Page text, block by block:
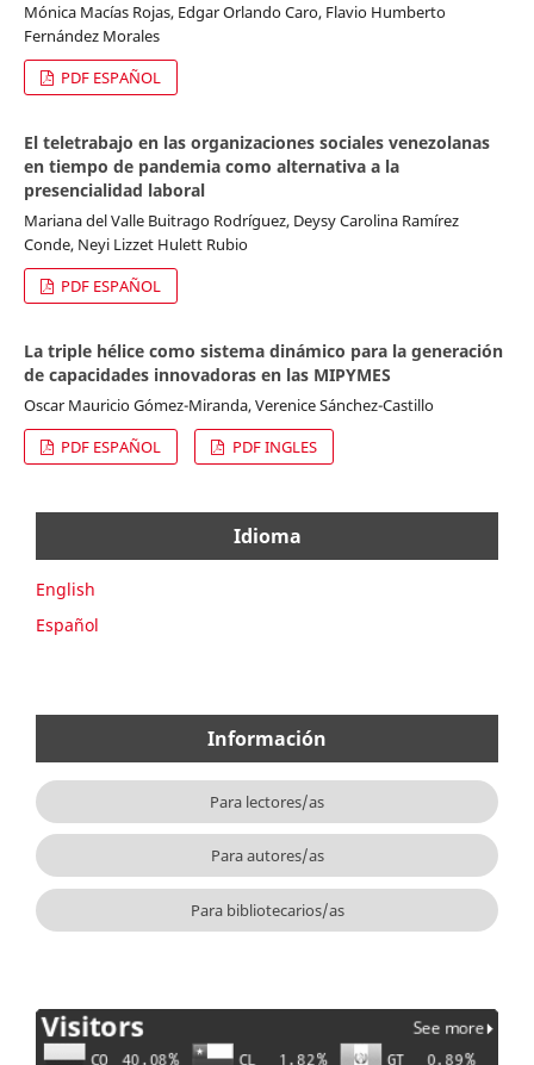
Mónica Macías Rojas, Edgar Orlando Caro, Flavio Humberto
Fernández Morales
PDF ESPAÑOL
El teletrabajo en las organizaciones sociales venezolanas
en tiempo de pandemia como alternativa a la
presencialidad laboral
Mariana del Valle Buitrago Rodríguez, Deysy Carolina Ramírez
Conde, Neyi Lizzet Hulett Rubio
PDF ESPAÑOL
La triple hélice como sistema dinámico para la generación
de capacidades innovadoras en las MIPYMES
Oscar Mauricio Gómez-Miranda, Verenice Sánchez-Castillo
PDF ESPAÑOL
PDF INGLES
Idioma
English
Español
Información
Para lectores/as
Para autores/as
Para bibliotecarios/as